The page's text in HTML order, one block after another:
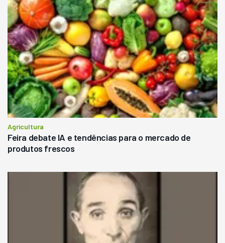
Agricultura
Feira debate IA e tendências para o mercado de
produtos frescos